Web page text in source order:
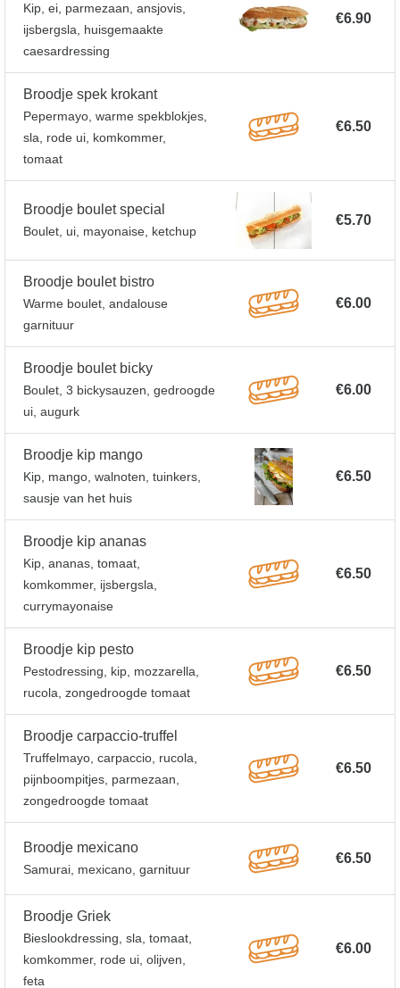
Kip, ei, parmezaan, ansjovis,
ijsbergsla, huisgemaakte
caesardressing
€6.90
Broodje spek krokant
Pepermayo, warme spekblokjes,
sla, rode ui, komkommer,
tomaat
€6.50
Broodje boulet special
Boulet, ui, mayonaise, ketchup
€5.70
Broodje boulet bistro
Warme boulet, andalouse
garnituur
€6.00
Broodje boulet bicky
Boulet, 3 bickysauzen, gedroogde
ui, augurk
€6.00
Broodje kip mango
Kip, mango, walnoten, tuinkers,
sausje van het huis
€6.50
Broodje kip ananas
Kip, ananas, tomaat,
komkommer, ijsbergsla,
currymayonaise
€6.50
Broodje kip pesto
Pestodressing, kip, mozzarella,
rucola, zongedroogde tomaat
€6.50
Broodje carpaccio-truffel
Truffelmayo, carpaccio, rucola,
pijnboompitjes, parmezaan,
zongedroogde tomaat
€6.50
Broodje mexicano
Samurai, mexicano, garnituur
€6.50
Broodje Griek
Bieslookdressing, sla, tomaat,
komkommer, rode ui, olijven,
feta
€6.00